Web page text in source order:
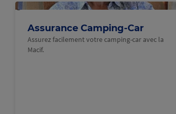
Assurance Camping-Car
Assurez facilement votre camping-car avec la
Macif.
@Macif